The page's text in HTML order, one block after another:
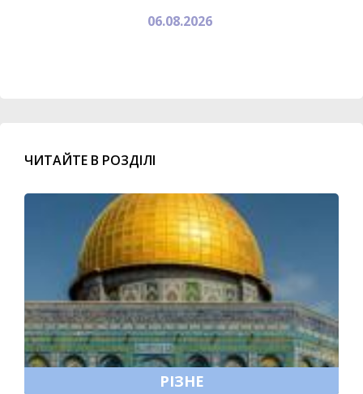
06.08.2026
ЧИТАЙТЕ В РОЗДІЛІ
РІЗНЕ